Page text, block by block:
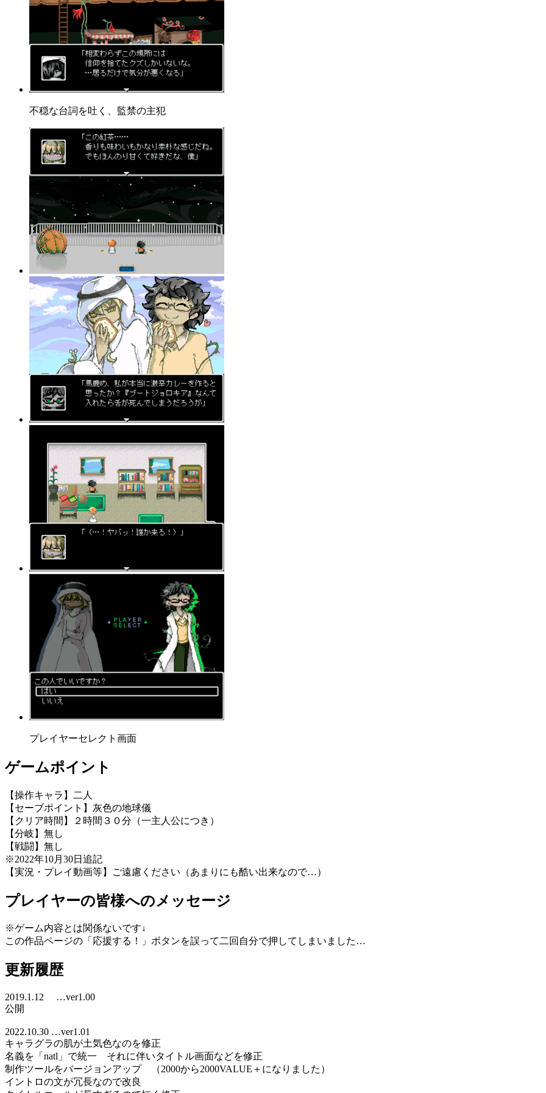
不穏な台詞を吐く、監禁の主犯
プレイヤーセレクト画面
ゲームポイント
【操作キャラ】二人
【セーブポイント】灰色の地球儀
【クリア時間】２時間３０分（一主人公につき）
【分岐】無し
【戦闘】無し
※2022年10月30日追記
【実況・プレイ動画等】ご遠慮ください（あまりにも酷い出来なので…）
プレイヤーの皆様へのメッセージ
※ゲーム内容とは関係ないです↓
この作品ページの「応援する！」ボタンを誤って二回自分で押してしまいました…
更新履歴
2019.1.12 …ver1.00
公開
2022.10.30 …ver1.01
キャラグラの肌が土気色なのを修正
名義を「natl」で統一 それに伴いタイトル画面などを修正
制作ツールをバージョンアップ （2000から2000VALUE＋になりました）
イントロの文が冗長なので改良